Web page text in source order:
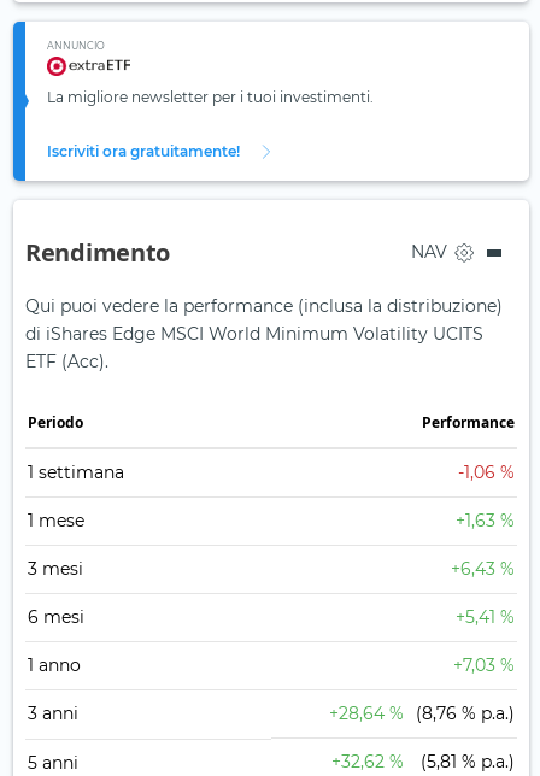
ANNUNCIO
La migliore newsletter per i tuoi investimenti.
Iscriviti ora gratuitamente!
Rendimento NAV
Qui puoi vedere la performance (inclusa la distribuzione)
di iShares Edge MSCI World Minimum Volatility UCITS
ETF (Acc).
Periodo Performance
1 settimana -1,06 %
1 mese +1,63 %
3 mesi +6,43 %
6 mesi +5,41 %
1 anno +7,03 %
3 anni +28,64 % (8,76 % p.a.)
5 anni +32,62 % (5,81 % p.a.)